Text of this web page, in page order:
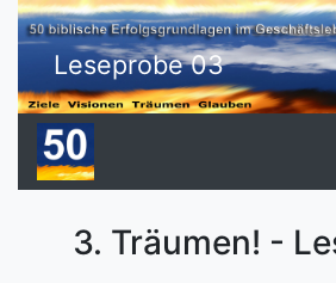
Leseprobe 03
3. Träumen! -